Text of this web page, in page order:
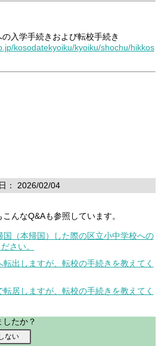
入学手続きおよび転校手続き
kosodatekyoiku/kyoiku/shochu/hikkos
： 2026/02/04
んなQ&Aも参照しています。
（本帰国）した際の区立小中学校への
さい。
出しますが、転校の手続きを教えてく
居しますが、転校の手続きを教えてく
たか？